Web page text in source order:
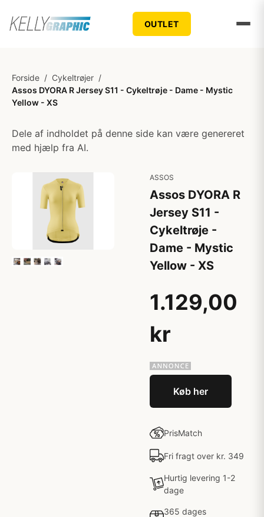
OUTLET
Forside / Cykeltrøjer /
Assos DYORA R Jersey S11 - Cykeltrøje - Dame - Mystic
Yellow - XS
Dele af indholdet på denne side kan være genereret
med hjælp fra AI.
ASSOS
Assos DYORA R
Jersey S11 -
Cykeltrøje -
Dame - Mystic
Yellow - XS
1.129,00
kr
Køb her
PrisMatch
Fri fragt over kr. 349
Hurtig levering 1-2
dage
365 dages